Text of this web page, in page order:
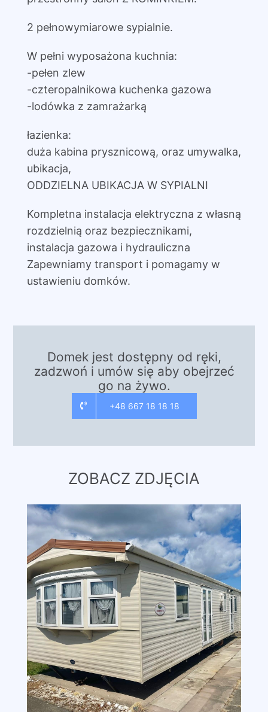
2 pełnowymiarowe sypialnie.
W pełni wyposażona kuchnia:
-pełen zlew
-czteropalnikowa kuchenka gazowa
-lodówka z zamrażarką
łazienka:
duża kabina prysznicową, oraz umywalka,
ubikacja,
ODDZIELNA UBIKACJA W SYPIALNI
Kompletna instalacja elektryczna z własną
rozdzielnią oraz bezpiecznikami,
instalacja gazowa i hydrauliczna
Zapewniamy transport i pomagamy w
ustawieniu domków.
Domek jest dostępny od ręki,
zadzwoń i umów się aby obejrzeć
go na żywo.
+48 667 18 18 18
ZOBACZ ZDJĘCIA